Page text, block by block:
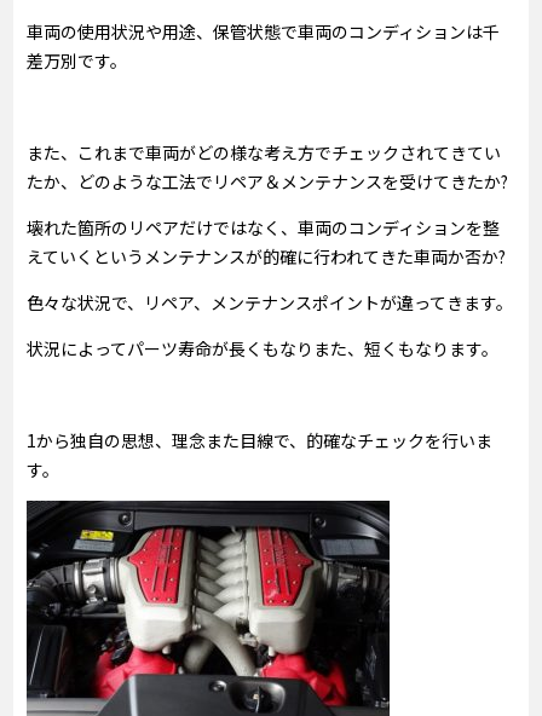
車両の使用状況や用途、保管状態で車両のコンディションは千
差万別です。
また、これまで車両がどの様な考え方でチェックされてきてい
たか、どのような工法でリペア＆メンテナンスを受けてきたか?
壊れた箇所のリペアだけではなく、車両のコンディションを整
えていくというメンテナンスが的確に行われてきた車両か否か?
色々な状況で、リペア、メンテナンスポイントが違ってきます。
状況によってパーツ寿命が長くもなりまた、短くもなります。
1から独自の思想、理念また目線で、的確なチェックを行いま
す。